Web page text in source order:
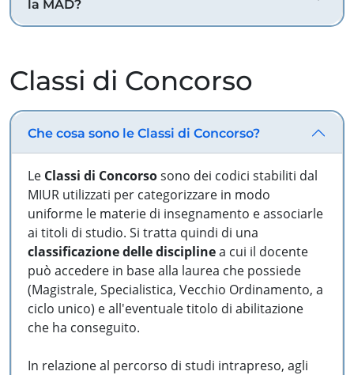
la MAD?
Classi di Concorso
Che cosa sono le Classi di Concorso?
Le Classi di Concorsosono dei codici stabiliti dal
MIUR utilizzati per categorizzare in modo
uniforme le materie di insegnamento e associarle
ai titoli di studio. Si tratta quindi di una
classificazione delle disciplinea cui il docente
può accedere in base alla laurea che possiede
(Magistrale, Specialistica, Vecchio Ordinamento, a
ciclo unico) e all'eventuale titolo di abilitazione
che ha conseguito.
In relazione al percorso di studi intrapreso, agli